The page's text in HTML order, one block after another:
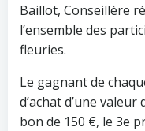
Baillot, Conseillère
l’ensemble des
fleuries.
Le gagnant de
d’achat d’une
bon de 150 €, le 3e